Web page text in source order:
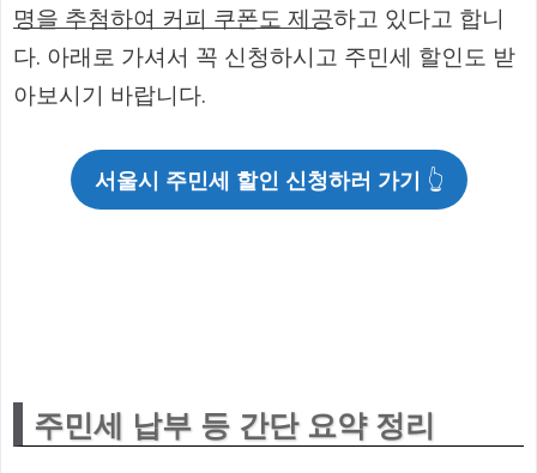
명을 추첨하여 커피 쿠폰도 제공하고 있다고 합니
다. 아래로 가셔서 꼭 신청하시고 주민세 할인도 받
아보시기 바랍니다.
서울시 주민세 할인 신청하러 가기 👆
주민세 납부 등 간단 요약 정리